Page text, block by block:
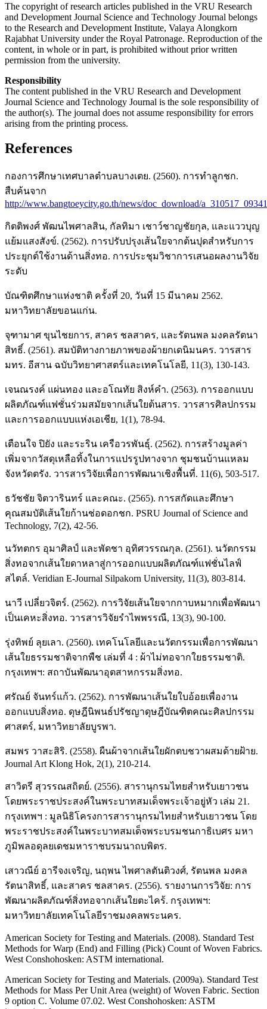
The copyright of research articles published in the VRU Research
and Development Journal Science and Technology Journal belongs
to the Research and Development Institute, Valaya Alongkorn
Rajabhat University under the Royal Patronage. Reproduction of the
content, in whole or in part, is prohibited without prior written
permission from the university.
Responsibility
The content published in the VRU Research and Development
Journal Science and Technology Journal is the sole responsibility of
the author(s). The journal does not assume responsibility for errors
arising from the printing process.
References
กองการศึกษาเทศบาลตำบลบางเตย. (2560). การทำลูกชก.
สืบค้นจาก
http://www.bangtoeycity.go.th/news/doc_download/
กิตติพงศ์ พัฒนไพศาลสิน, กัลทิมา เชาว์ชาญชัยกุล, และแววบุญ
แย้มแสงสังข์. (2562). การปรับปรุงเส้นใยจากต้นปุดสำหรับการ
ประยุกต์ใช้งานด้านสิ่งทอ. การประชุมวิชาการเสนอผลงานวิจัย
ระดับ
บัณฑิตศึกษาแห่งชาติ ครั้งที่ 20, วันที่ 15 มีนาคม 2562.
มหาวิทยาลัยขอนแก่น.
จุฑามาศ ขุนไชยการ, สาคร ชลสาคร, และรัตนพล มงคลรัตนา
สิทธิ์. (2561). สมบัติทางกายภาพของผ้ายกเดนิมนคร. วารสาร
มทร. อีสาน ฉบับวิทยาศาสตร์และเทคโนโลยี, 11(3), 130-143.
เจนณรงค์ แผ่นทอง และอโณทัย สิงห์คำ. (2563). การออกแบบ
ผลิตภัณฑ์แฟชั่นร่วมสมัยจากเส้นใยต้นสาร. วารสารศิลปกรรม
และการออกแบบแห่งเอเชีย, 1(1), 78-94.
เตือนใจ ปิยัง และระริน เครือวรพันธุ์. (2562). การสร้างมูลค่า
เพิ่มจากวัสดุเหลือทิ้งในการแปรรูปทางจาก ชุมชนบ้านแหลม
จังหวัดตรัง. วารสารวิจัยเพื่อการพัฒนาเชิงพื้นที่. 11(6), 503-517.
ธวัชชัย จิตวารินทร์ และคณะ. (2565). การสกัดและศึกษา
คุณสมบัติเส้นใยก้านช่อดอกชก. PSRU Journal of Science and
Technology, 7(2), 42-56.
นวัทตกร อุมาศิลป์ และพัดชา อุทิศวรรณกุล. (2561). นวัตกรรม
สิ่งทอจากเส้นใยดาหลาสู่การออกแบบผลิตภัณฑ์แฟชั่นไลฟ์
สไตล์. Veridian E-Journal Silpakorn University, 11(3), 803-814.
นาวี เปลี่ยวจิตร์. (2562). การวิจัยเส้นใยจากกาบหมากเพื่อพัฒนา
เป็นเคหะสิ่งทอ. วารสารวิจัยรำไพพรรณี, 13(3), 90-100.
รุ่งทิพย์ ลุยเลา. (2560). เทคโนโลยีและนวัตกรรมเพื่อการพัฒนา
เส้นใยธรรมชาติจากพืช เล่มที่ 4 : ผ้าไม่ทอจากใยธรรมชาติ.
กรุงเทพฯ: สถาบันพัฒนาอุตสาหกรรมสิ่งทอ.
ศรัณย์ จันทร์แก้ว. (2562). การพัฒนาเส้นใยใบอ้อยเพื่องาน
ออกแบบสิ่งทอ. ดุษฎีนิพนธ์ปรัชญาดุษฎีบัณฑิตคณะศิลปกรรม
ศาสตร์, มหาวิทยาลัยบูรพา.
สมพร วาสะสิริ. (2558). ผืนผ้าจากเส้นใยผักตบชวาผสมด้ายฝ้าย.
Journal Art Klong Hok, 2(1), 210-214.
สาวิตรี สุวรรณสถิตย์. (2556). สารานุกรมไทยสำหรับเยาวชน
โดยพระราชประสงค์ในพระบาทสมเด็จพระเจ้าอยู่หัว เล่ม 21.
กรุงเทพฯ : มูลนิธิโครงการสารานุกรมไทยสำหรับเยาวชน โดย
พระราชประสงค์ในพระบาทสมเด็จพระบรมชนกาธิเบศร มหา
ภูมิพลอดุลยเดชมหาราชบรมนาถบพิตร.
เสาวณีย์ อารีจงเจริญ, นฤพน ไพศาลตันติวงศ์, รัตนพล มงคล
รัตนาสิทธิ์, และสาคร ชลสาคร. (2556). รายงานการวิจัย: การ
พัฒนาผลิตภัณฑ์สิ่งทอจากเส้นใยตะไคร้. กรุงเทพฯ:
มหาวิทยาลัยเทคโนโลยีราชมงคลพระนคร.
American Society for Testing and Materials. (2008). Standard Test
Methods for Warp (End) and Filling (Pick) Count of Woven Fabrics.
West Conshohosken: ASTM international.
American Society for Testing and Materials. (2009a). Standard Test
Methods for Mass Per Unit Area (weight) of Woven Fabric. Section
9 option C. Volume 07.02. West Conshohosken: ASTM